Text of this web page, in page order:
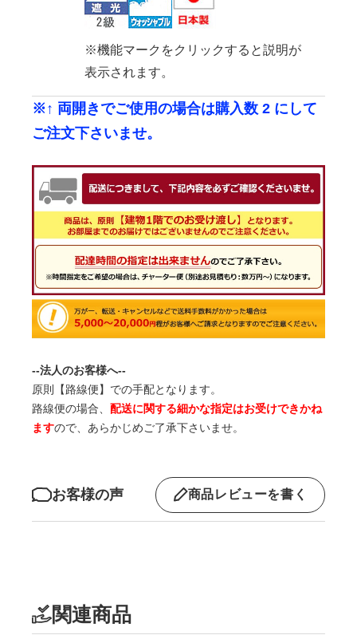
※機能マークをクリックすると説明が
表示されます。
※↑ 両開きでご使用の場合は購入数 2 にして
ご注文下さいませ。
--法人のお客様へ--
原則【路線便】での手配となります。
路線便の場合、 配送に関する細かな指定はお受けできかね
ますので、あらかじめご了承下さいませ。
お客様の声 商品レビューを書く
関連商品